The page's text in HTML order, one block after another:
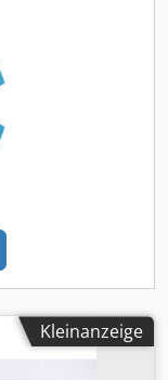
Kleinanzeige